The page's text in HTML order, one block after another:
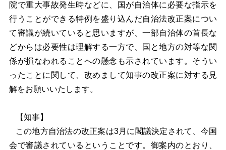
院で重大事故発生時などに、国が自治体に必要な指示を
行うことができる特例を盛り込んだ自治法改正案につい
て審議が続いていると思いますが、一部自治体の首長な
どからは必要性は理解する一方で、国と地方の対等な関
係が損なわれることへの懸念も示されています。そうい
ったことに関して、改めまして知事の改正案に対する見
解をお願いいたします。
【知事】
この地方自治法の改正案は3月に閣議決定されて、今国
会で審議されているということです。御案内のとおり、